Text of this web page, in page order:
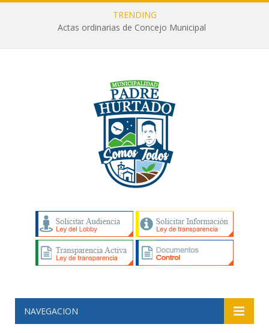
TRENDING
Actas ordinarias de Concejo Municipal
NAVEGACION